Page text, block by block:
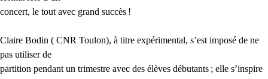
concert, le tout avec grand succès !
Claire Bodin ( CNR Toulon), à titre expérimental, s’est imposé de ne
pas utiliser de
partition pendant un trimestre avec des élèves débutants ; elle s’inspire